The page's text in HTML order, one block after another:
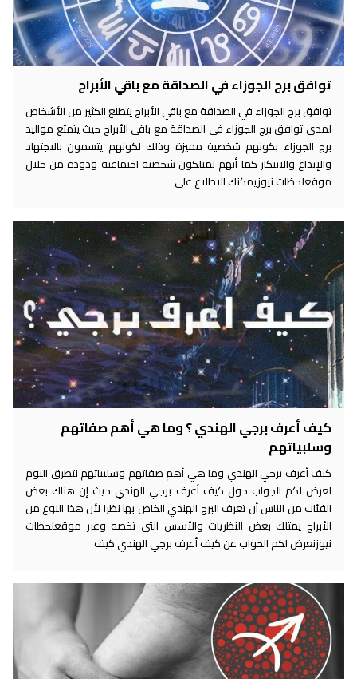
توافق برج الجوزاء في الصداقة مع باقي الأبراج
توافق برج الجوزاء في الصداقة مع باقي الأبراج يتطلع الكثير من الأشخاص
لمدى توافق برج الجوزاء في الصداقة مع باقي الأبراج حيث يتمتع مواليد
برج الجوزاء بكونهم شخصية مميزة وذلك لكونهم يتسمون بالاجتهاد
والإبداع والابتكار كما أنهم يمتلكون شخصية اجتماعية ودودة من خلال
موقعلحظات نيوزيمكنك الاطلاع على
كيف أعرف برجي الهندي ؟ وما هي أهم صفاتهم
وسلبياتهم
كيف أعرف برجي الهندي وما هي أهم صفاتهم وسلبياتهم نتطرق اليوم
لعرض لكم الجواب حول كيف أعرف برجي الهندي حيث إن هناك بعض
الفئات من الناس أن تعرف البرج الهندي الخاص بها نظرا لأن هذا النوع من
الأبراج يمتلك بعض النظريات والأسس التي تخصه وعبر موقعلحظات
نيوزنعرض لكم الحواب عن كيف أعرف برجي الهندي كيف